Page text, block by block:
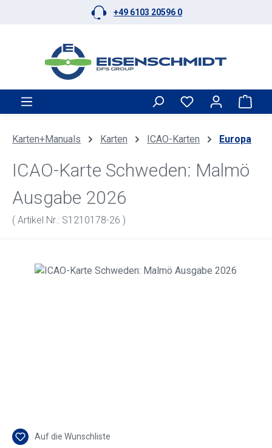
Zum Hauptinhalt springen+49 6103 20596 0
Karten+Manuals Karten ICAO-Karten Europa
ICAO-Karte Schweden: Malmö
Ausgabe 2026
( Artikel Nr.: S1210178-26 )
Bildergalerie überspringen
Auf die Wunschliste